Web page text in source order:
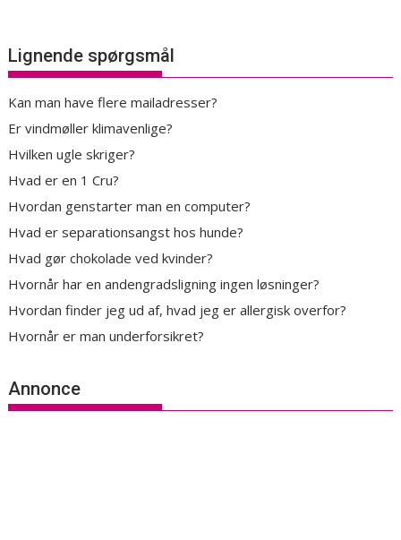
Lignende spørgsmål
Kan man have flere mailadresser?
Er vindmøller klimavenlige?
Hvilken ugle skriger?
Hvad er en 1 Cru?
Hvordan genstarter man en computer?
Hvad er separationsangst hos hunde?
Hvad gør chokolade ved kvinder?
Hvornår har en andengradsligning ingen løsninger?
Hvordan finder jeg ud af, hvad jeg er allergisk overfor?
Hvornår er man underforsikret?
Annonce